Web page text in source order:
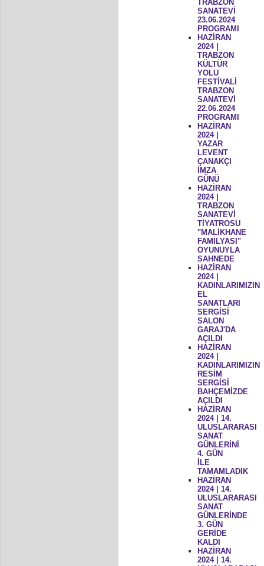
TRABZON
SANATEVİ
23.06.2024
PROGRAMI
HAZİRAN
2024 |
TRABZON
KÜLTÜR
YOLU
FESTİVALİ
TRABZON
SANATEVİ
22.06.2024
PROGRAMI
HAZİRAN
2024 |
YAZAR
LEVENT
ÇANAKÇI
İMZA
GÜNÜ
HAZİRAN
2024 |
TRABZON
SANATEVİ
TİYATROSU
"MALİKHANE
FAMİLYASI"
OYUNUYLA
SAHNEDE
HAZİRAN
2024 |
KADINLARIMIZIN
EL
SANATLARI
SERGİSİ
SALON
GARAJ'DA
AÇILDI
HAZİRAN
2024 |
KADINLARIMIZIN
RESİM
SERGİSİ
BAHÇEMİZDE
AÇILDI
HAZİRAN
2024 | 14.
ULUSLARARASI
SANAT
GÜNLERİNİ
4. GÜN
İLE
TAMAMLADIK
HAZİRAN
2024 | 14.
ULUSLARARASI
SANAT
GÜNLERİNDE
3. GÜN
GERİDE
KALDI
HAZİRAN
2024 | 14.